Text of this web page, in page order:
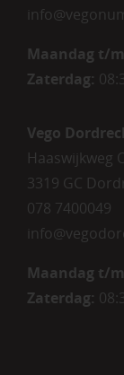
Maandag t/
Zaterdag:
Vego
Haaswijkweg
3319 GC
078 7400049
Maandag t/
Zaterdag: